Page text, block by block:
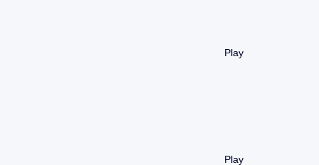
Play
Play